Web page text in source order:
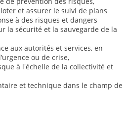
et assurer le suivi de plans
à des risques et dangers
la sécurité et la sauvegarde de la
aux autorités et services, en
ou de crise,
à l'échelle de la collectivité et
et technique dans le champ de